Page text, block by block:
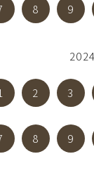
8 9
2 3
8 9